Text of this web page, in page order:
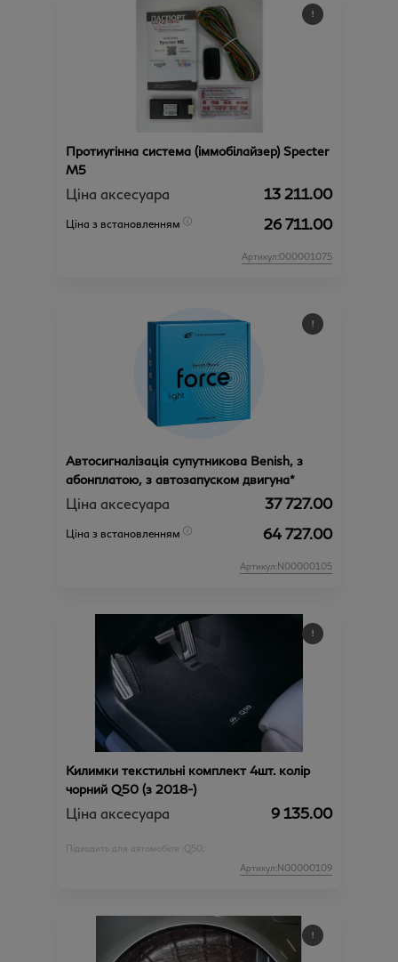
Протиугінна система (іммобілайзер) Specter
М5
Ціна аксесуара 13 211.00
Ціна з встановленням 26 711.00
Артикул:000001075
Автосигналізація супутникова Benish, з
абонплатою, з автозапуском двигуна*
Ціна аксесуара 37 727.00
Ціна з встановленням 64 727.00
Артикул:N00000105
Килимки текстильні комплект 4шт. колір
чорний Q50 (з 2018-)
Ціна аксесуара 9 135.00
Підходить для автомобіля : Q50;
Артикул:N00000109